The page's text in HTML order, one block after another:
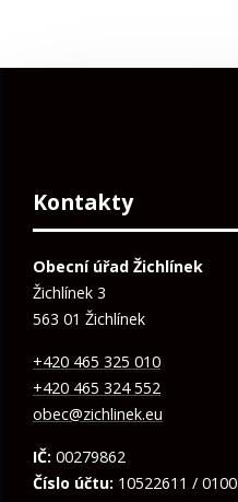
Kontakty
Obecní úřad Žichlínek
Žichlínek 3
563 01 Žichlínek
+420 465 325 010
+420 465 324 552
obec@zichlinek.eu
IČ: 00279862
Číslo účtu: 10522611 / 0100